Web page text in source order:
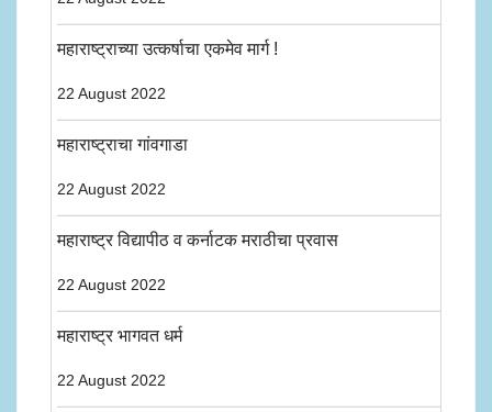
महाराष्ट्राच्या उत्कर्षाचा एकमेव मार्ग !
22 August 2022
महाराष्ट्राचा गांवगाडा
22 August 2022
महाराष्ट्र विद्यापीठ व कर्नाटक मराठीचा प्रवास
22 August 2022
महाराष्ट्र भागवत धर्म
22 August 2022